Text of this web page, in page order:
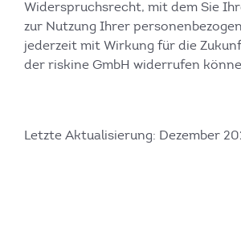
Widerspruchsrecht, mit dem Sie
zur Nutzung Ihrer
jederzeit mit Wirkung für die
der riskine GmbH widerrufen
Letzte Aktualisierung: Dezember